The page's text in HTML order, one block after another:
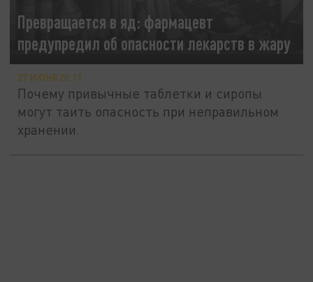
Превращается в яд: фармацевт
предупредил об опасности лекарств в жару
27 ИЮНЯ 20:11
Почему привычные таблетки и сиропы
могут таить опасность при неправильном
хранении.